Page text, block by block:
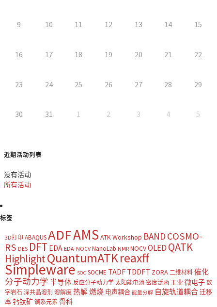
9 10 11 12 13 14 15
16 17 18 19 20 21 22
23 24 25 26 27 28 29
30 31 1 2 3 4 5
近期活动列表
没有活动
所有活动
标签
3D打印 ABAQUSADFAMS ATK Workshop BAND COSMO-
RS DES DFT EDA EDA-NOCV NanoLab NMR NOCVOLED QATK
HighlightQuantumATKreaxff
Simpleware SOC SOCME TADF TDDFT ZORA 二维材料 催化
分子动力学 半导体 反应分子动力学 太阳能电池 密度泛函 工业 微电子 数
字岩石 深共晶溶剂 溶解度 热解燃烧 电声耦合 能量分解 自旋轨道耦合迁移
率钙钛矿 镧系元素 骨科